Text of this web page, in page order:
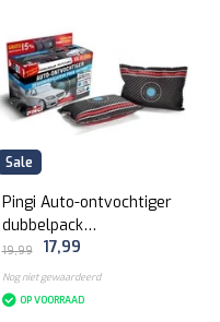
Sale
Pingi Auto-ontvochtiger
dubbelpack
(Herbruikbaar) 2x350 Gr
19,99 17,99
Nog niet gewaardeerd
OP VOORRAAD